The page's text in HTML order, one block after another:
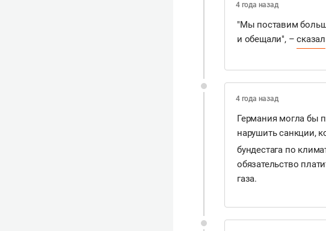
4 года назад
"Мы поставим
и обещали", –сказал
4 года назад
Германия могла бы
нарушить санкции,
бундестага по
обязательство
газа.